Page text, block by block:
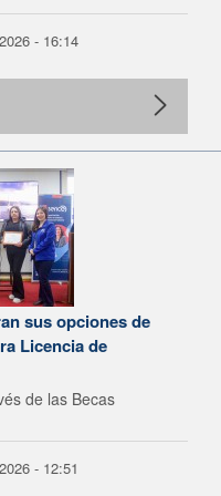
- 16:14
sus opciones de
Licencia de
de las Becas
- 12:51